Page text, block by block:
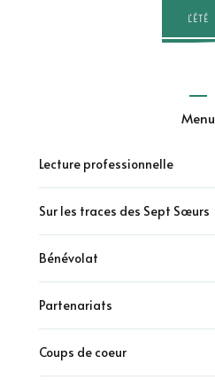
L'ÉTÉ
Menu
Lecture professionnelle
Sur les traces des Sept Sœurs
Bénévolat
Partenariats
Coups de coeur